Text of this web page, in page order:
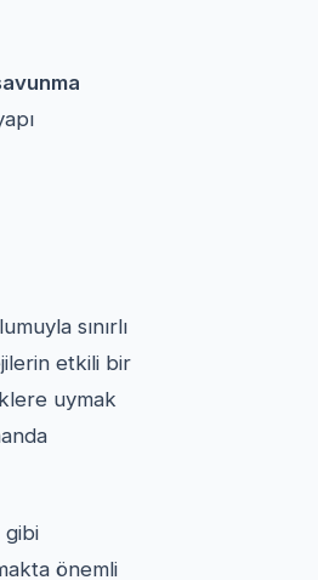
sınırlı
etkili bir
uymak
gibi
önemli